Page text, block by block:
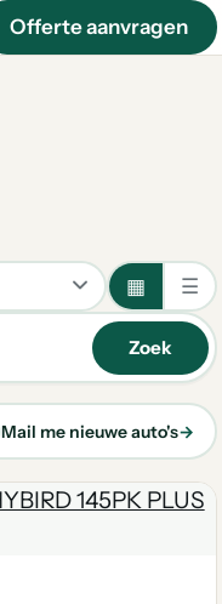
Offerte aanvragen
▦ ☰
Zoek
Mail me nieuwe auto's→